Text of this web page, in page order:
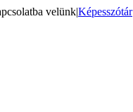
velünk|Képesszótár